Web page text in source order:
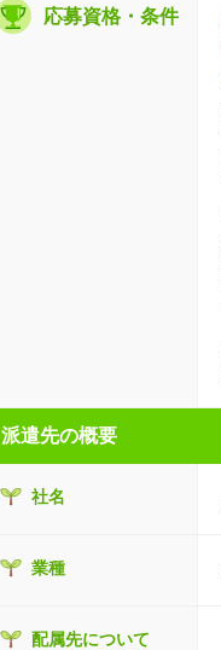
応募資格・条件
派遣先の概要
社名
業種
配属先について